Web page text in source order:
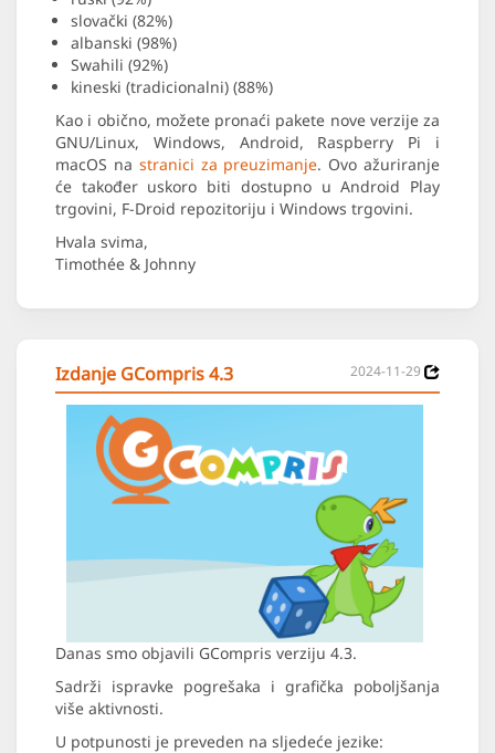
slovački (82%)
albanski (98%)
Swahili (92%)
kineski (tradicionalni) (88%)
Kao i obično, možete pronaći pakete nove verzije za
GNU/Linux, Windows, Android, Raspberry Pi i
macOS na stranici za preuzimanje. Ovo ažuriranje
će također uskoro biti dostupno u Android Play
trgovini, F-Droid repozitoriju i Windows trgovini.
Hvala svima,
Timothée & Johnny
Izdanje GCompris 4.3 2024-11-29
Danas smo objavili GCompris verziju 4.3.
Sadrži ispravke pogrešaka i grafička poboljšanja
više aktivnosti.
U potpunosti je preveden na sljedeće jezike: